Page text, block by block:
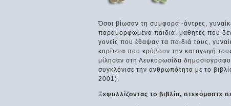
Όσοι βίωσαν τη συμφορά -άντρες,
παραμορφωμένα παιδιά, μαθητές που
γονείς που έθαψαν τα παιδιά τους,
κορίτσια που κρύβουν την καταγωγή
μίλησαν στη Λευκορωσίδα δημοσιογράφο
συγκλόνισε την ανθρωπότητα με το
2001).
Ξεφυλλίζοντας το βιβλίο, στεκόμαστε